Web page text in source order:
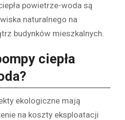
powietrze-woda są
naturalnego na
budynków mieszkalnych.
ciepła
ekologiczne mają
na koszty eksploatacji